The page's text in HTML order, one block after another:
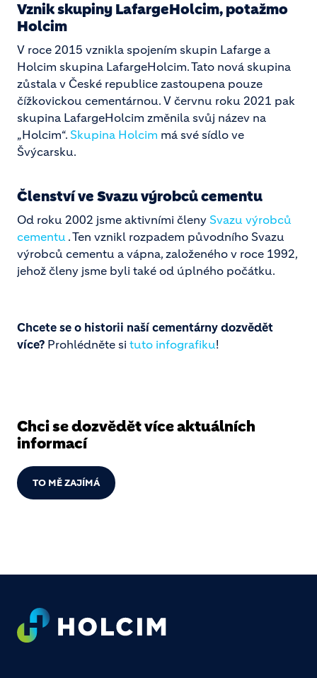
Vznik skupiny LafargeHolcim, potažmo
Holcim
V roce 2015 vznikla spojením skupin Lafarge a
Holcim skupina LafargeHolcim. Tato nová skupina
zůstala v České republice zastoupena pouze
čížkovickou cementárnou. V červnu roku 2021 pak
skupina LafargeHolcim změnila svůj název na
„Holcim“. Skupina Holcim má své sídlo ve
Švýcarsku.
Členství ve Svazu výrobců cementu
Od roku 2002 jsme aktivními členy Svazu výrobců
cementu . Ten vznikl rozpadem původního Svazu
výrobců cementu a vápna, založeného v roce 1992,
jehož členy jsme byli také od úplného počátku.
Chcete se o historii naší cementárny dozvědět
více? Prohlédněte si tuto infografiku!
Chci se dozvědět více aktuálních
informací
TO MĚ ZAJÍMÁ
Footer